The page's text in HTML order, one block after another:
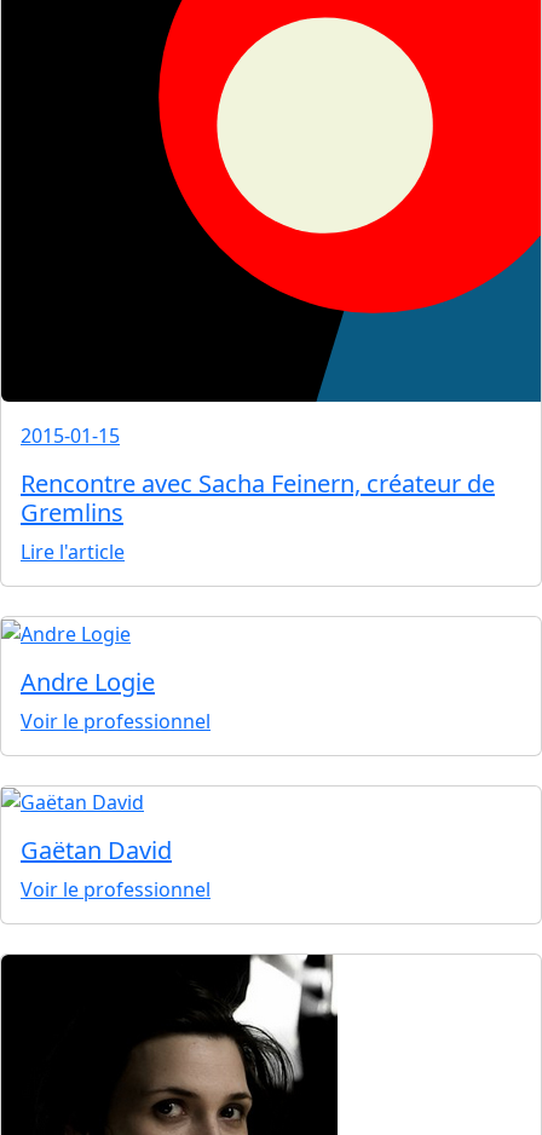
2015-01-15
Rencontre avec Sacha Feinern, créateur de
Gremlins
Lire l'article
Andre Logie
Voir le professionnel
Gaëtan David
Voir le professionnel